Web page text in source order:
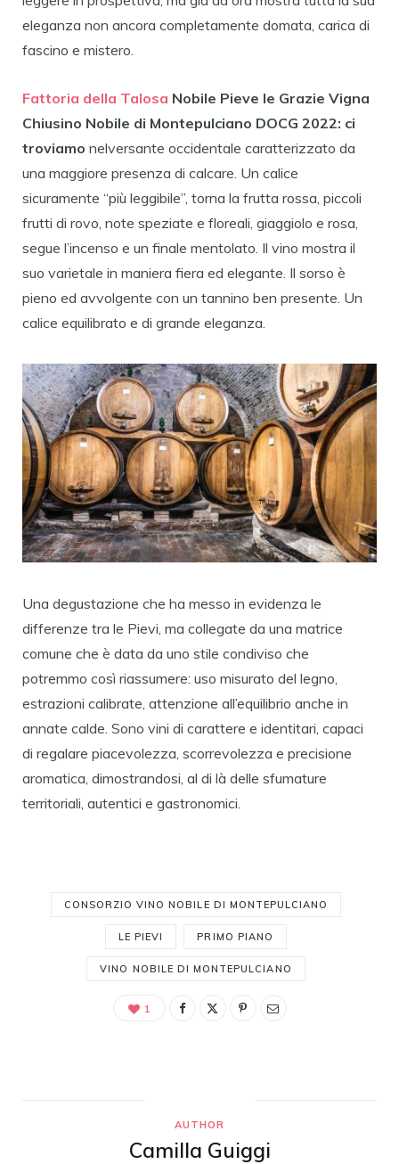
eleganza non ancora completamente domata, carica di
fascino e mistero.
Fattoria della Talosa Nobile Pieve le Grazie Vigna
Chiusino Nobile di Montepulciano DOCG 2022: ci
troviamo nelversante occidentale caratterizzato da
una maggiore presenza di calcare. Un calice
sicuramente “più leggibile”, torna la frutta rossa, piccoli
frutti di rovo, note speziate e floreali, giaggiolo e rosa,
segue l’incenso e un finale mentolato. Il vino mostra il
suo varietale in maniera fiera ed elegante. Il sorso è
pieno ed avvolgente con un tannino ben presente. Un
calice equilibrato e di grande eleganza.
Una degustazione che ha messo in evidenza le
differenze tra le Pievi, ma collegate da una matrice
comune che è data da uno stile condiviso che
potremmo così riassumere: uso misurato del legno,
estrazioni calibrate, attenzione all’equilibrio anche in
annate calde. Sono vini di carattere e identitari, capaci
di regalare piacevolezza, scorrevolezza e precisione
aromatica, dimostrandosi, al di là delle sfumature
territoriali, autentici e gastronomici.
CONSORZIO VINO NOBILE DI MONTEPULCIANO
LE PIEVI PRIMO PIANO
VINO NOBILE DI MONTEPULCIANO
1
AUTHOR
Camilla Guiggi